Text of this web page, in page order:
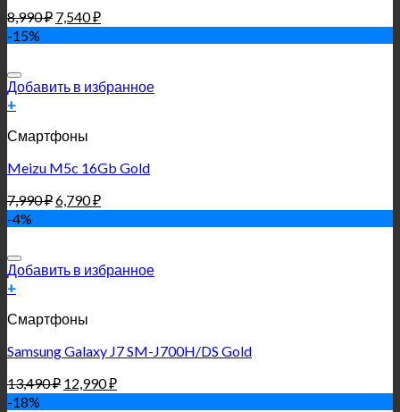
8,990₽ 7,540₽
-15%
Добавить в избранное
+
Смартфоны
Meizu M5c 16Gb Gold
7,990₽6,790₽
-4%
Добавить в избранное
+
Смартфоны
Samsung Galaxy J7 SM-J700H/DS Gold
13,490₽ 12,990₽
-18%